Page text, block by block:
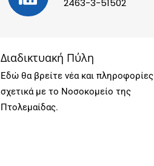
Διαδικτυακή Πύλη
Εδώ θα βρείτε νέα και πληροφορίες
σχετικά με το Νοσοκομείο της
Πτολεμαίδας.